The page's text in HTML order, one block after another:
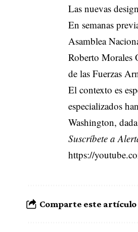
Las nuevas
En semanas
Asamblea
Roberto Morales
de las Fuerzas
El contexto es
especializados
Washington,
Suscríbete a
https://
Comparte este artículo